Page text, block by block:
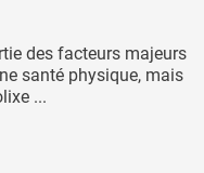
des facteurs majeurs
santé physique, mais
...